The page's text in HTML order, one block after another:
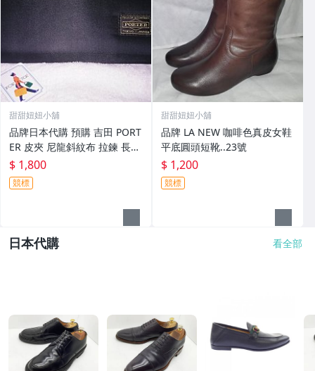
甜甜妞妞小舖
品牌日本代購 預購 吉田 PORT
ER 皮夾 尼龍斜紋布 拉鍊 長夾
黑色
$ 1,800
競標
甜甜妞妞小舖
品牌 LA NEW 咖啡色真皮女鞋
平底圓頭短靴..23號
$ 1,200
競標
日本代購 看全部